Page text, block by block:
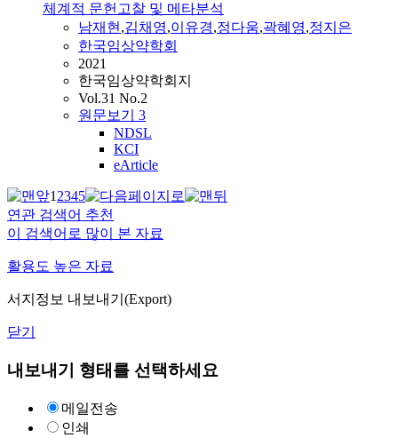
체계적 문헌고찰 및 메타분석
남재현,김채영,이유경,정다움,곽혜영,정지은
한국임상약학회
2021
한국임상약학회지
Vol.31 No.2
원문보기 3
NDSL
KCI
eArticle
12345
연관 검색어 추천
이 검색어로 많이 본 자료
활용도 높은 자료
서지정보 내보내기(Export)
닫기
내보내기 형태를 선택하세요
메일전송
인쇄